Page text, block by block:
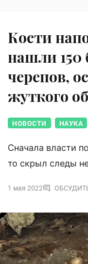
Кости
нашли 150
черепов,
жуткого
НОВОСТИ НАУКА
Сначала власти
то скрыл следы
1 мая 2022